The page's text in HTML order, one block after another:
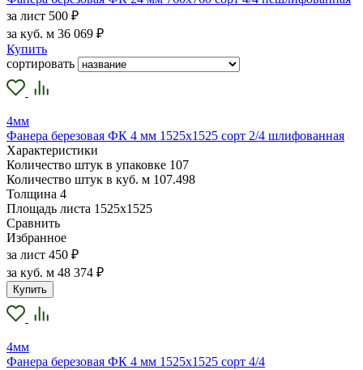
за лист 500 ₽
за куб. м 36 069 ₽
Купить
сортировать
4мм
Фанера березовая ФК 4 мм 1525х1525 сорт 2/4 шлифованная
Характеристики
Количество штук в упаковке 107
Количество штук в куб. м 107.498
Толщина 4
Площадь листа 1525х1525
Сравнить
Избранное
за лист 450 ₽
за куб. м 48 374 ₽
Купить
4мм
Фанера березовая ФК 4 мм 1525х1525 сорт 4/4